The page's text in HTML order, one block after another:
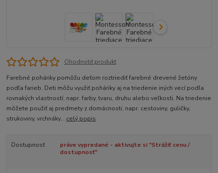
Ohodnotiť produkt
Farebné poháriky pomôžu deťom roztriediť farebné drevené žetóny
podľa farieb. Deti môžu využiť poháriky aj na triedenie iných vecí podľa
rovnakých vlastností, napr. farby, tvaru, druhu alebo veľkosti. Na triedenie
môžete použiť aj predmety z domácnosti, napr. cestoviny, guličky,
strukoviny, vrchnáky... celý popis
Dostupnosť
práve vypredané - aktivujte si "Strážiť cenu /
dostupnosť"